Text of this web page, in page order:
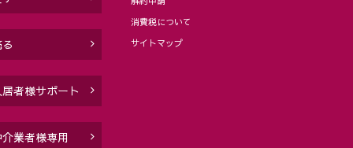
者様サポート
業者様専用
消費税について
サイトマップ